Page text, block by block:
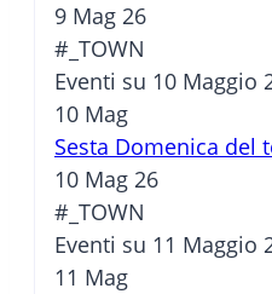
9 Mag 26
#_TOWN
Eventi su 10 Maggio
10 Mag
Sesta Domenica del
10 Mag 26
#_TOWN
Eventi su 11 Maggio
11 Mag